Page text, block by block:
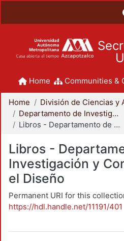
Home Communities &
Home
Departamento de Investigación y Conocimiento para el Diseño
Libros - Departamento de Investigación y Conocimiento para el Diseño
Libros -
Investigación y
el Diseño
Permanent URI for this
https://hdl.handle.net/11191/401